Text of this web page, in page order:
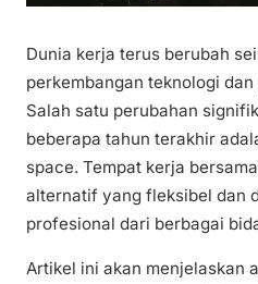
Dunia kerja terus berubah
perkembangan teknologi
Salah satu perubahan
beberapa tahun terakhir
space. Tempat kerja
alternatif yang fleksibel dan
profesional dari berbagai
Artikel ini akan menjelaskan